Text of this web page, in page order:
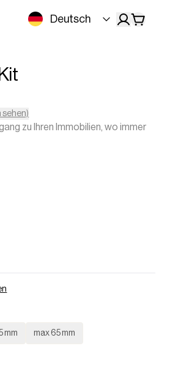
Deutsch
sehen)
zu Ihren Immobilien, wo immer
mm max 65 mm